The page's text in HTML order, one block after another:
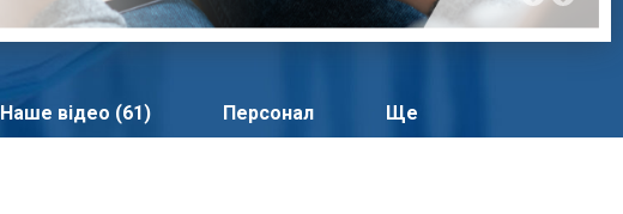
Наше відео (61) Персонал Ще